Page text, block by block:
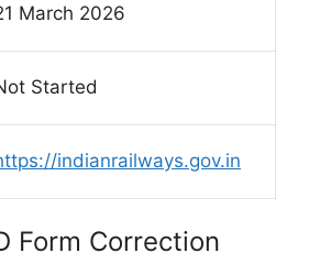
March 2026
Started
indianrailways.gov.in
Form Correction